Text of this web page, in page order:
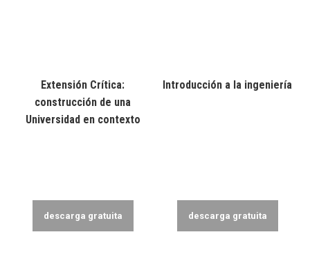
Extensión Crítica:
construcción de una
Universidad en contexto
descarga gratuita
Introducción a la ingeniería
descarga gratuita